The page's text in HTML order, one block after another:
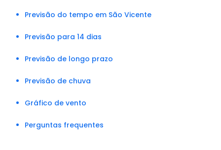
Previsão do tempo em São Vicente
Previsão para 14 dias
Previsão de longo prazo
Previsão de chuva
Gráfico de vento
Perguntas frequentes